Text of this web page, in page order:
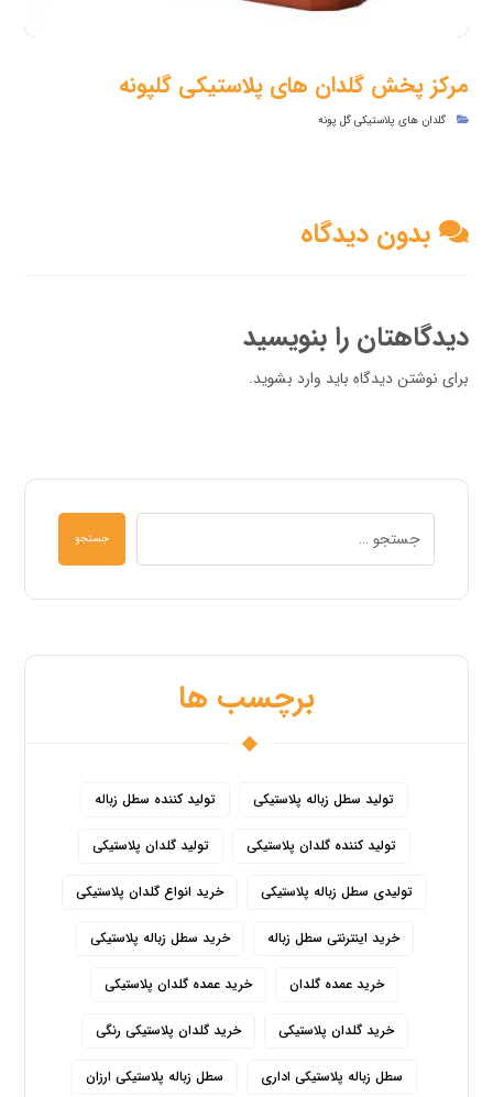
مرکز پخش گلدان های پلاستیکی گلپونه
گلدان های پلاستیکی گل پونه
بدون دیدگاه
دیدگاهتان را بنویسید
برای نوشتن دیدگاه باید وارد بشوید.
جستجو
برچسب ها
تولید سطل زباله پلاستیکی تولید کننده سطل زباله
تولید کننده گلدان پلاستیکی تولید گلدان پلاستیکی
تولیدی سطل زباله پلاستیکی خرید انواع گلدان پلاستیکی
خرید اینترنتی سطل زباله خرید سطل زباله پلاستیکی
خرید عمده گلدان خرید عمده گلدان پلاستیکی
خرید گلدان پلاستیکی خرید گلدان پلاستیکی رنگی
سطل زباله پلاستیکی اداری سطل زباله پلاستیکی ارزان